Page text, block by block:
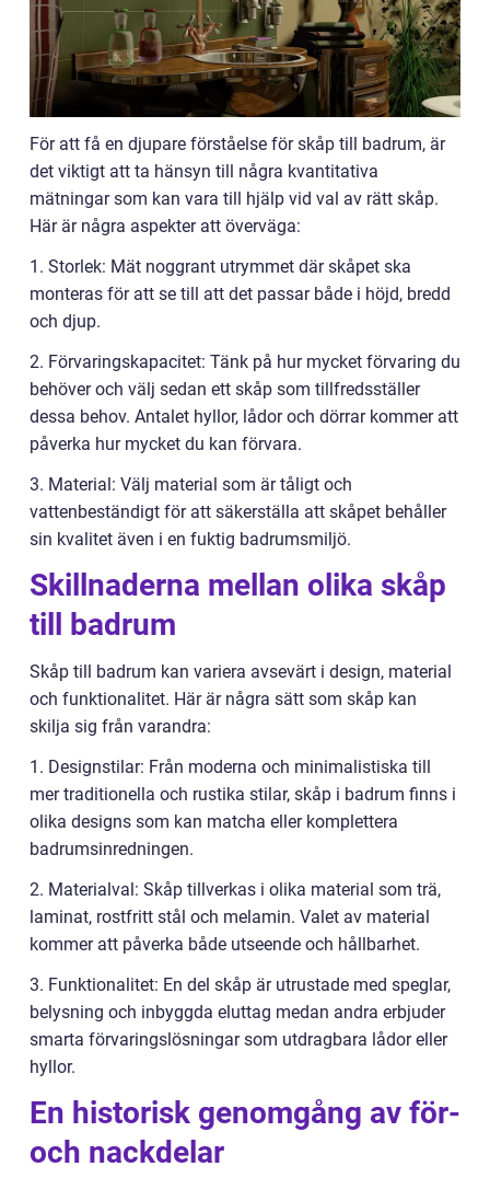
För att få en djupare förståelse för skåp till badrum, är
det viktigt att ta hänsyn till några kvantitativa
mätningar som kan vara till hjälp vid val av rätt skåp.
Här är några aspekter att överväga:
1. Storlek: Mät noggrant utrymmet där skåpet ska
monteras för att se till att det passar både i höjd, bredd
och djup.
2. Förvaringskapacitet: Tänk på hur mycket förvaring du
behöver och välj sedan ett skåp som tillfredsställer
dessa behov. Antalet hyllor, lådor och dörrar kommer att
påverka hur mycket du kan förvara.
3. Material: Välj material som är tåligt och
vattenbeständigt för att säkerställa att skåpet behåller
sin kvalitet även i en fuktig badrumsmiljö.
Skillnaderna mellan olika skåp
till badrum
Skåp till badrum kan variera avsevärt i design, material
och funktionalitet. Här är några sätt som skåp kan
skilja sig från varandra:
1. Designstilar: Från moderna och minimalistiska till
mer traditionella och rustika stilar, skåp i badrum finns i
olika designs som kan matcha eller komplettera
badrumsinredningen.
2. Materialval: Skåp tillverkas i olika material som trä,
laminat, rostfritt stål och melamin. Valet av material
kommer att påverka både utseende och hållbarhet.
3. Funktionalitet: En del skåp är utrustade med speglar,
belysning och inbyggda eluttag medan andra erbjuder
smarta förvaringslösningar som utdragbara lådor eller
hyllor.
En historisk genomgång av för-
och nackdelar